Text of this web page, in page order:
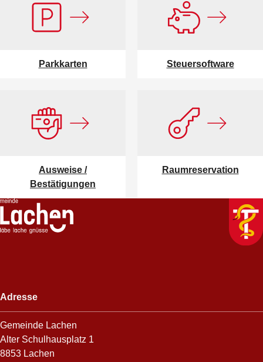
Parkkarten Steuersoftware
Ausweise /
Bestätigungen
Raumreservation
Footer
Adresse
Gemeinde Lachen
Alter Schulhausplatz 1
8853 Lachen